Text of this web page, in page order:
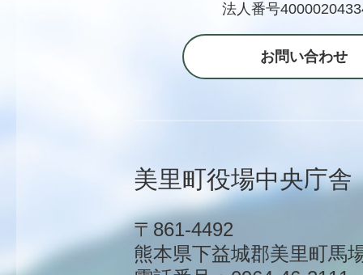
法人番号
お問い合わせ
美里町役場中央庁舎
〒861-4492
熊本県下益城郡美里町馬